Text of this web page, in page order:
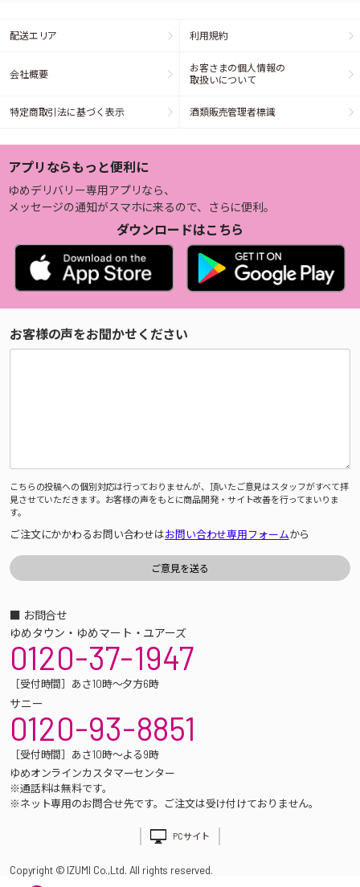
配送エリア 利用規約
会社概要
お客さまの個人情報の
取扱いについて
特定商取引法に基づく表示 酒類販売管理者標識
アプリならもっと便利に
ゆめデリバリー専用アプリなら、
メッセージの通知がスマホに来るので、さらに便利。
ダウンロードはこちら
お客様の声をお聞かせください
こちらの投稿への個別対応は行っておりませんが、頂いたご意見はスタッフがすべて拝
見させていただきます。お客様の声をもとに商品開発・サイト改善を行ってまいりま
す。
ご注文にかかわるお問い合わせはお問い合わせ専用フォームから
■ お問合せ
ゆめタウン・ゆめマート・ユアーズ
0120-37-1947
［受付時間］あさ10時～夕方6時
サニー
0120-93-8851
［受付時間］あさ10時～よる9時
ゆめオンラインカスタマーセンター
※通話料は無料です。
※ネット専用のお問合せ先です。ご注文は受け付けておりません。
PCサイト
Copyright © IZUMI Co.,Ltd. All rights reserved.